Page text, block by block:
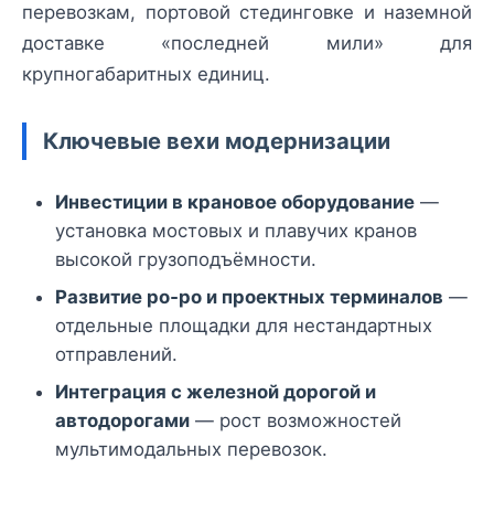
перевозкам, портовой стединговке и наземной
доставке «последней мили» для
крупногабаритных единиц.
Ключевые вехи модернизации
Инвестиции в крановое оборудование —
установка мостовых и плавучих кранов
высокой грузоподъёмности.
Развитие ро‑ро и проектных терминалов —
отдельные площадки для нестандартных
отправлений.
Интеграция с железной дорогой и
автодорогами — рост возможностей
мультимодальных перевозок.